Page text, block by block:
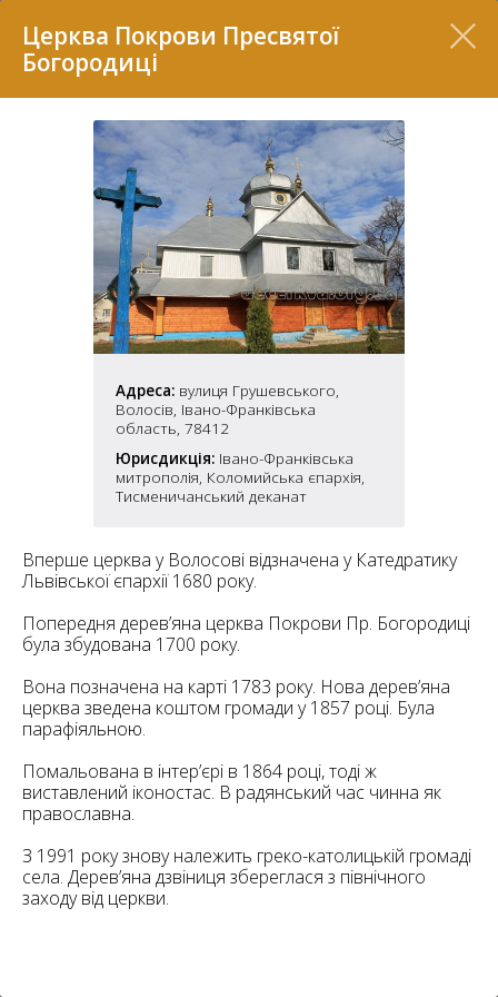
Церква Покрови Пресвятої
Богородиці
Адреса: вулиця Грушевського,
Волосів, Івано-Франківська
область, 78412
Юрисдикція: Івано-Франківська
митрополія, Коломийська єпархія,
Тисменичанський деканат
Вперше церква у Волосові відзначена у Катедратику
Львівської єпархії 1680 року.
Попередня дерев’яна церква Покрови Пр. Богородиці
була збудована 1700 року.
Вона позначена на карті 1783 року. Нова дерев’яна
церква зведена коштом громади у 1857 році. Була
парафіяльною.
Помальована в інтер’єрі в 1864 році, тоді ж
виставлений іконостас. В радянський час чинна як
православна.
З 1991 року знову належить греко-католицькій громаді
села. Дерев’яна дзвіниця збереглася з північного
заходу від церкви.
37
16
182
11
5
7
10
6
6
5
2
Перелік